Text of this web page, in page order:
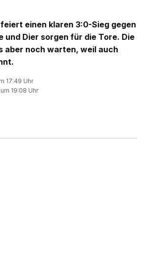
einen klaren 3:0-Sieg gegen
und Dier sorgen für die Tore. Die
aber noch warten, weil auch
17:49 Uhr
19:08 Uhr